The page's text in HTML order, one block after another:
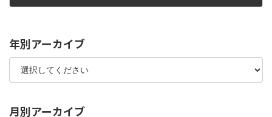
年別アーカイブ
月別アーカイブ